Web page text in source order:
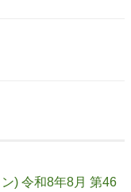
) 令和8年8月 第46